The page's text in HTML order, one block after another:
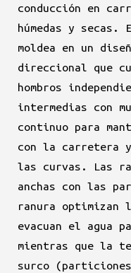
conducción en
húmedas y secas.
moldea en un
direccional que
hombros
intermedias con
continuo para
con la carretera
las curvas. Las
anchas con las
ranura optimizan
evacuan el agua
mientras que la
surco